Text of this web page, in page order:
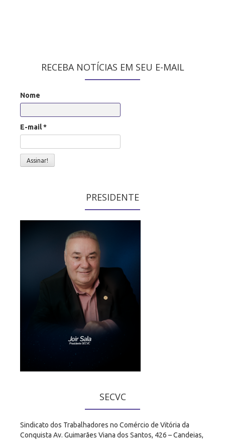
RECEBA NOTÍCIAS EM SEU E-MAIL
Nome
E-mail*
PRESIDENTE
SECVC
Sindicato dos Trabalhadores no Comércio de Vitória da
Conquista Av. Guimarães Viana dos Santos, 426 – Candeias,